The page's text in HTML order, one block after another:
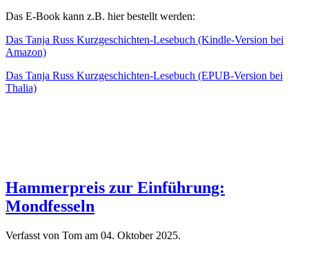
Das E-Book kann z.B. hier bestellt werden:
Das Tanja Russ Kurzgeschichten-Lesebuch (Kindle-Version bei
Amazon)
Das Tanja Russ Kurzgeschichten-Lesebuch (EPUB-Version bei
Thalia)
Hammerpreis zur Einführung:
Mondfesseln
Verfasst von Tom am 04. Oktober 2025.